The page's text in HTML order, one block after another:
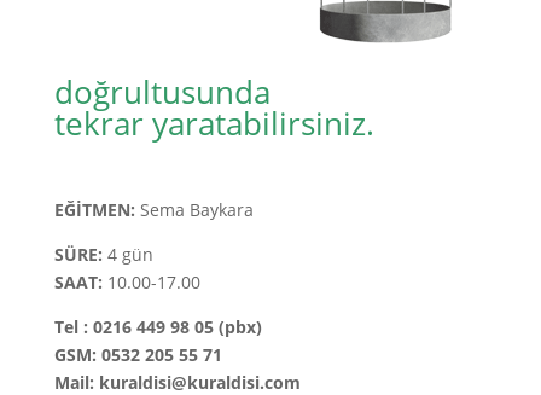
doğrultusunda
tekrar yaratabilirsiniz.
EĞİTMEN: Sema Baykara
SÜRE: 4 gün
SAAT: 10.00-17.00
Tel : 0216 449 98 05 (pbx)
GSM: 0532 205 55 71
Mail: kuraldisi@kuraldisi.com